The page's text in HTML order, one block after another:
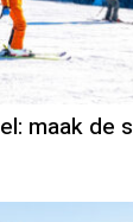
maak de